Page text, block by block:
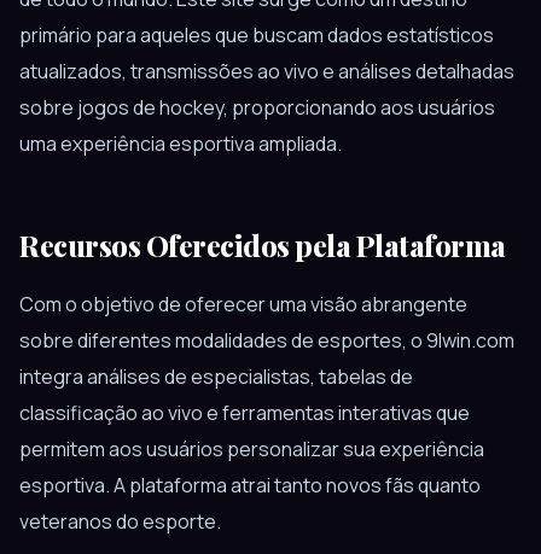
primário para aqueles que buscam dados estatísticos
atualizados, transmissões ao vivo e análises detalhadas
sobre jogos de hockey, proporcionando aos usuários
uma experiência esportiva ampliada.
Recursos Oferecidos pela Plataforma
Com o objetivo de oferecer uma visão abrangente
sobre diferentes modalidades de esportes, o 9lwin.com
integra análises de especialistas, tabelas de
classificação ao vivo e ferramentas interativas que
permitem aos usuários personalizar sua experiência
esportiva. A plataforma atrai tanto novos fãs quanto
veteranos do esporte.